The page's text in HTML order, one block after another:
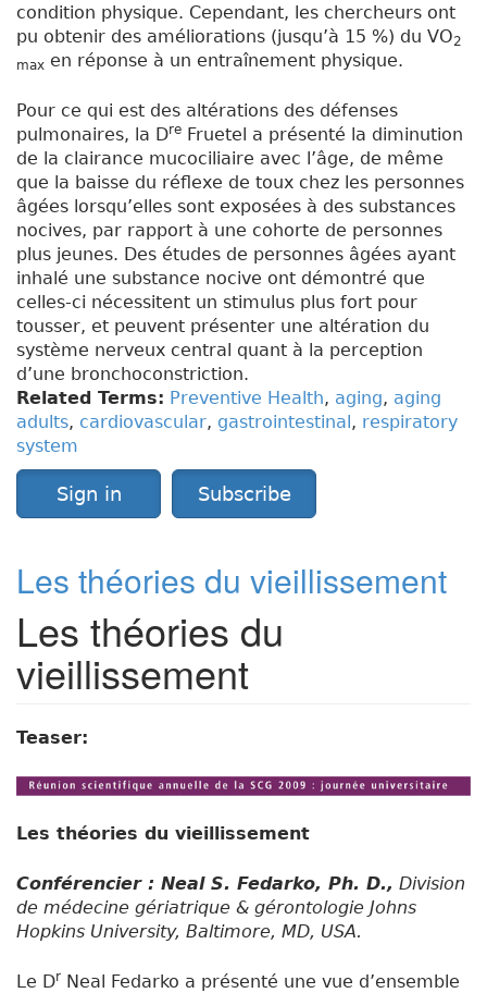
condition physique. Cependant, les chercheurs ont
pu obtenir des améliorations (jusqu’à 15 %) du VO2
max en réponse à un entraînement physique.
Pour ce qui est des altérations des défenses
pulmonaires, la Dre Fruetel a présenté la diminution
de la clairance mucociliaire avec l’âge, de même
que la baisse du réflexe de toux chez les personnes
âgées lorsqu’elles sont exposées à des substances
nocives, par rapport à une cohorte de personnes
plus jeunes. Des études de personnes âgées ayant
inhalé une substance nocive ont démontré que
celles-ci nécessitent un stimulus plus fort pour
tousser, et peuvent présenter une altération du
système nerveux central quant à la perception
d’une bronchoconstriction.
Related Terms: Preventive Health, aging, aging
adults, cardiovascular, gastrointestinal, respiratory
system
Sign in Subscribe
Les théories du vieillissement
Les théories du
vieillissement
Teaser:
Les théories du vieillissement
Conférencier : Neal S. Fedarko, Ph. D., Division
de médecine gériatrique & gérontologie Johns
Hopkins University, Baltimore, MD, USA.
Le Dr Neal Fedarko a présenté une vue d’ensemble